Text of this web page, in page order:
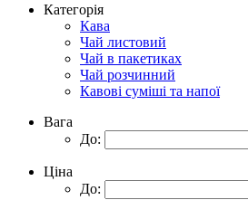
Категорія
Кава
Чай листовий
Чай в пакетиках
Чай розчинний
Кавові суміші та напої
Вага
До:
Ціна
До: